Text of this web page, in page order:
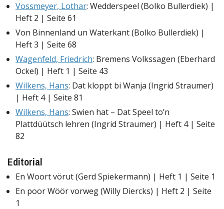
Vossmeyer, Lothar: Wedderspeel (Bolko Bullerdiek) |
Heft 2 | Seite 61
Von Binnenland un Waterkant (Bolko Bullerdiek) |
Heft 3 | Seite 68
Wagenfeld, Friedrich: Bremens Volkssagen (Eberhard
Ockel) | Heft 1 | Seite 43
Wilkens, Hans: Dat kloppt bi Wanja (Ingrid Straumer)
| Heft 4 | Seite 81
Wilkens, Hans: Swien hat – Dat Speel to’n
Plattdüütsch lehren (Ingrid Straumer) | Heft 4 | Seite
82
Editorial
En Woort vörut (Gerd Spiekermann) | Heft 1 | Seite 1
En poor Wöör vorweg (Willy Diercks) | Heft 2 | Seite
1